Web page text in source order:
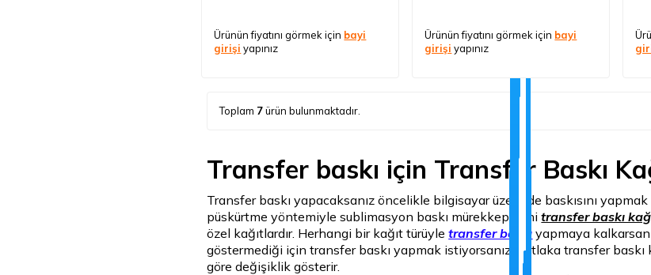
Ürünün fiyatını görmek için bayi
girişi yapınız
Ürünün fiyatını görmek için bayi
girişi yapınız
Toplam 7ürün bulunmaktadır.
Transfer baskı için Transfer Baskı
Transfer baskı yapacaksanız öncelikle bilgisayar üzerinde baskısını yapmak
püskürtme yöntemiyle sublimasyon baskı mürekkeplerinitransfer baskı
özel kağıtlardır. Herhangi bir kağıt türüyletransfer baskı yapmaya
göstermediği için transfer baskı yapmak istiyorsanız mutlaka transfer baskı
göre değişiklik gösterir.